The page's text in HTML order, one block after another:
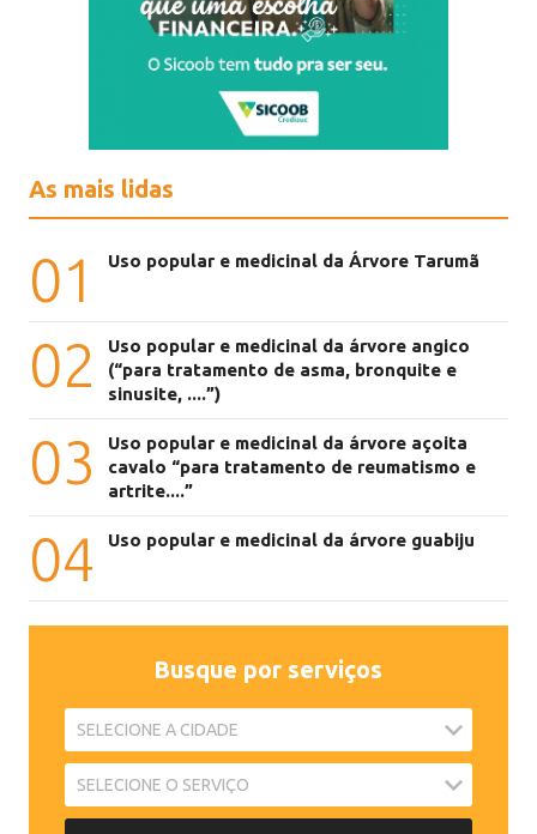
As mais lidas
01 Uso popular e medicinal da Árvore Tarumã
02
Uso popular e medicinal da árvore angico
(“para tratamento de asma, bronquite e
sinusite, ....”)
03
Uso popular e medicinal da árvore açoita
cavalo “para tratamento de reumatismo e
artrite....”
04 Uso popular e medicinal da árvore guabiju
Busque por serviços